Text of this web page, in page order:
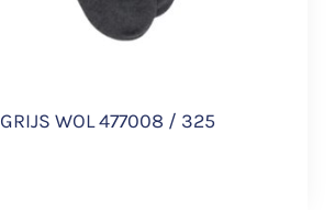
GRIJS WOL 477008 / 325